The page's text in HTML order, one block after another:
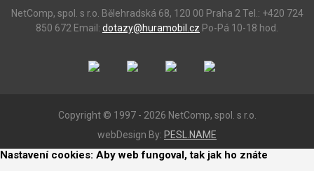
NetComp, spol. s r.o. Bělehradská 68, 120 00 Praha 2 Tel.: +420 724
850 672 Email: dotazy@huramobil.cz Po-Pá 10-18 hod.
Copyright © 1997 - 2026 NetComp, spol. s r.o.
webDesign By: PESL.NAME
Nastavení cookies: Aby web fungoval, tak jak ho znáte